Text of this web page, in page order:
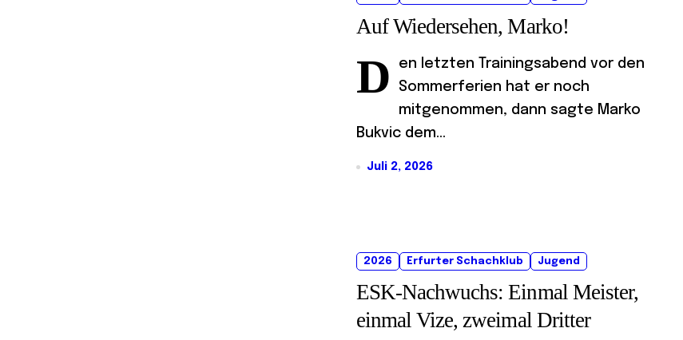
Auf Wiedersehen, Marko!
D
en letzten Trainingsabend vor den
Sommerferien hat er noch
mitgenommen, dann sagte Marko
Bukvic dem...
Juli 2, 2026
2026 Erfurter Schachklub Jugend
ESK-Nachwuchs: Einmal Meister,
einmal Vize, zweimal Dritter